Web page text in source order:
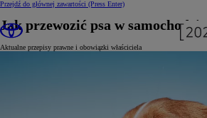
Przejdź do głównej zawartości (Press Enter)
Jak przewozić psa w samochodzie
Aktualne przepisy prawne i obowiązki właściciela